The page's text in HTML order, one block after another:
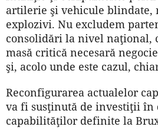
artilerie şi vehicule blindate,
explozivi. Nu excludem
consolidări la nivel naţional,
masă critică necesară
şi, acolo unde este cazul,
Reconfigurarea actualelor
va fi susţinută de investiţii în
capabilităţilor definite la